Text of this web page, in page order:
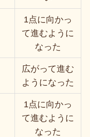
1点に向かっ
て進むように
なった
広がって進む
ようになった
1点に向かっ
て進むように
なった